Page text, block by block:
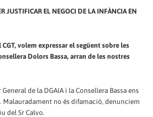
JUSTIFICAR EL NEGOCI DE LA INFÀNCIA EN
volem expressar el següent sobre les
Dolors Bassa, arran de les nostres
de la DGAIA i la Consellera Bassa ens
Malauradament no és difamació, denunciem
del Sr Calvo.